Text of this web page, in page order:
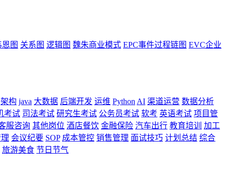
恩图 关系图 逻辑图 魏朱商业模式 EPC事件过程链图 EVC企业
架构 java 大数据 后端开发 运维 Python AI 渠道运营 数据分析
考试 司法考试 研究生考试 公务员考试 软考 英语考试 项目管
服咨询 其他岗位 酒店餐饮 金融保险 汽车出行 教育培训
加工
会议纪要 SOP 成本管控 销售管理 面试技巧 计划总结 综合
旅游美食 节日节气